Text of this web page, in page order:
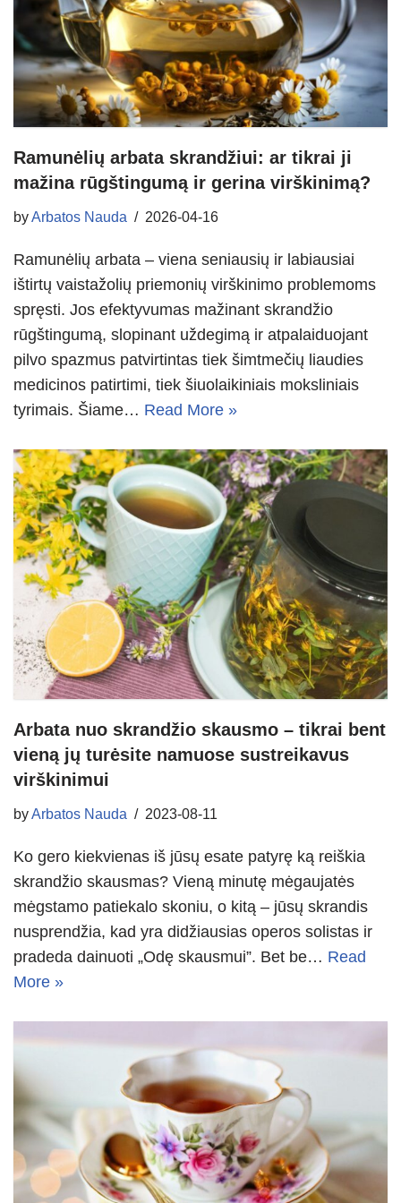
Ramunėlių arbata skrandžiui: ar tikrai ji
mažina rūgštingumą ir gerina virškinimą?
byArbatos Nauda 2026-04-16
Ramunėlių arbata – viena seniausių ir labiausiai
ištirtų vaistažolių priemonių virškinimo problemoms
spręsti. Jos efektyvumas mažinant skrandžio
rūgštingumą, slopinant uždegimą ir atpalaiduojant
pilvo spazmus patvirtintas tiek šimtmečių liaudies
medicinos patirtimi, tiek šiuolaikiniais moksliniais
tyrimais. Šiame… Read More »
Arbata nuo skrandžio skausmo – tikrai bent
vieną jų turėsite namuose sustreikavus
virškinimui
byArbatos Nauda 2023-08-11
Ko gero kiekvienas iš jūsų esate patyrę ką reiškia
skrandžio skausmas? Vieną minutę mėgaujatės
mėgstamo patiekalo skoniu, o kitą – jūsų skrandis
nusprendžia, kad yra didžiausias operos solistas ir
pradeda dainuoti „Odę skausmui”. Bet be… Read
More »